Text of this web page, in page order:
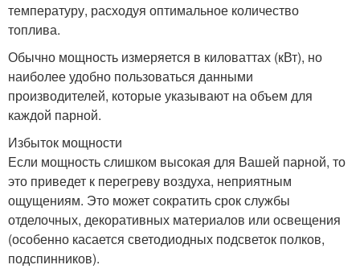
температуру, расходуя оптимальное количество
топлива.
Обычно мощность измеряется в киловаттах (кВт), но
наиболее удобно пользоваться данными
производителей, которые указывают на объем для
каждой парной.
Избыток мощности
Если мощность слишком высокая для Вашей парной, то
это приведет к перегреву воздуха, неприятным
ощущениям. Это может сократить срок службы
отделочных, декоративных материалов или освещения
(особенно касается светодиодных подсветок полков,
подспинников).